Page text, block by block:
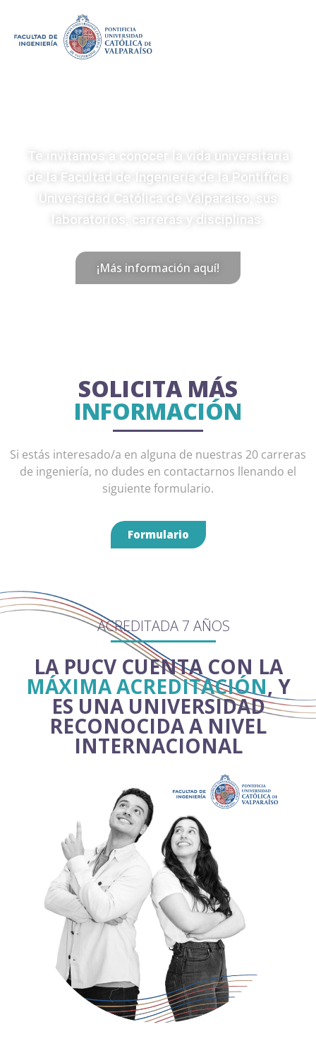
Te invitamos a conocer la vida universitaria
de la Facultad de Ingeniería de la Pontificia
Universidad Católica de Valparaíso, sus
laboratorios, carreras y disciplinas.
¡Más información aquí!
SOLICITA MÁS
INFORMACIÓN
Si estás interesado/a en alguna de nuestras 20 carreras
de ingeniería, no dudes en contactarnos llenando el
siguiente formulario.
Formulario
ACREDITADA 7 AÑOS
LA PUCV CUENTA CON LA
MÁXIMA ACREDITACIÓN, Y
ES UNA UNIVERSIDAD
RECONOCIDA A NIVEL
INTERNACIONAL